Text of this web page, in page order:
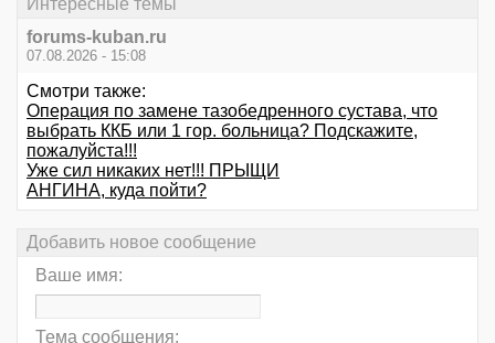
forums-kuban.ru
07.08.2026 - 15:08
Смотри также:
Операция по замене тазобедренного сустава, что
выбрать ККБ или 1 гор. больница? Подскажите,
пожалуйста!!!
Уже сил никаких нет!!! ПРЫЩИ
АНГИНА, куда пойти?
Добавить новое сообщение
Ваше имя:
Тема сообщения: